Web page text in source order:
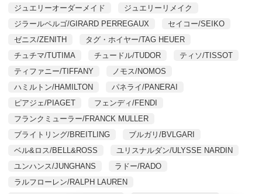
ジュエリーオーダーメイド
ジュエリーリメイク
ジラールペルゴ/GIRARD PERREGAUX
セイコー/SEIKO
ゼニス/ZENITH
タグ・ホイヤー/TAG HEUER
チュチマ/TUTIMA
チュードル/TUDOR
ティソ/TISSOT
ティファニー/TIFFANY
ノモス/NOMOS
ハミルトン/HAMILTON
パネライ/PANERAI
ピアジェ/PIAGET
フェンディ/FENDI
フランクミューラー/FRANCK MULLER
ブライトリング/BREITLING
ブルガリ/BVLGARI
ベル&ロス/BELL&ROSS
ユリスナルダン/ULYSSE NARDIN
ユンハンス/JUNGHANS
ラドー/RADO
ラルフローレン/RALPH LAUREN